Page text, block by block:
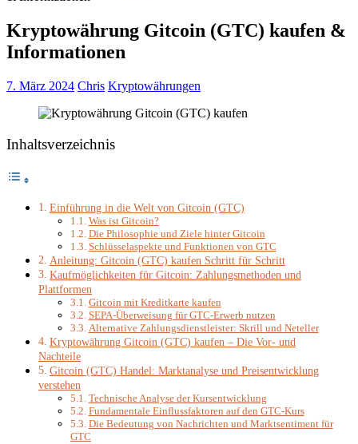
Kryptowährung Gitcoin (GTC) kaufen &
Informationen
7. März 2024 Chris Kryptowährungen
Inhaltsverzeichnis
Einführung in die Welt von Gitcoin (GTC)
Was ist Gitcoin?
Die Philosophie und Ziele hinter Gitcoin
Schlüsselaspekte und Funktionen von GTC
Anleitung: Gitcoin (GTC) kaufen Schritt für Schritt
Kaufmöglichkeiten für Gitcoin: Zahlungsmethoden und
Plattformen
Gitcoin mit Kreditkarte kaufen
SEPA-Überweisung für GTC-Erwerb nutzen
Alternative Zahlungsdienstleister: Skrill und Neteller
Kryptowährung Gitcoin (GTC) kaufen – Die Vor- und
Nachteile
Gitcoin (GTC) Handel: Marktanalyse und Preisentwicklung
verstehen
Technische Analyse der Kursentwicklung
Fundamentale Einflussfaktoren auf den GTC-Kurs
Die Bedeutung von Nachrichten und Marktsentiment für
GTC